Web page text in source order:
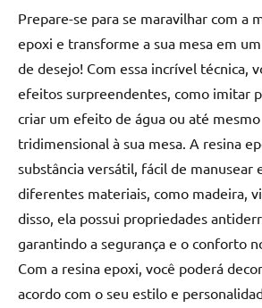
Quer
esteja
à
procura
de
redonda
para
reuniões
ou
uma
Prepare-se para se maravilhar com a
epoxi e transforme a sua mesa em
de desejo! Com essa incrível técnica,
efeitos surpreendentes, como imitar
criar um efeito de água ou até
tridimensional à sua mesa. A resina
substância versátil, fácil de manusear
diferentes materiais, como madeira,
disso, ela possui propriedades
garantindo a segurança e o conforto
Com a resina epoxi, você poderá
acordo com o seu estilo e